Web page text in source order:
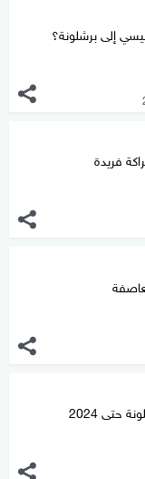
إلى برشلونة؟
فريدة
حتى 2024